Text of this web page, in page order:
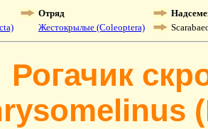
Отряд
Жестокрылые (Coleoptera)
Рогачик